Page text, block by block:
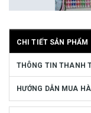
CHI TIẾT SẢN PHẨM
THÔNG TIN THANH
HƯỚNG DẪN MUA